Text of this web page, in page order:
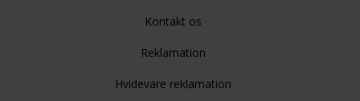
Kontakt os
Reklamation
Hvidevare reklamation